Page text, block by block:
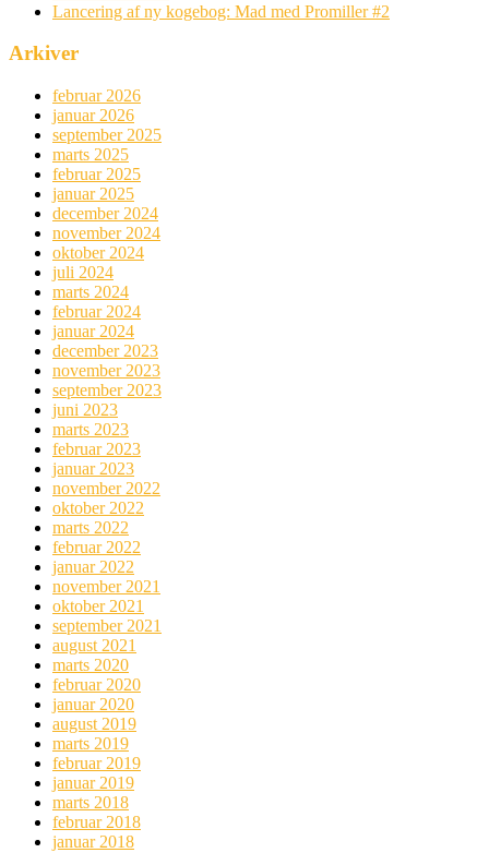
Lancering af ny kogebog: Mad med Promiller #2
Arkiver
februar 2026
januar 2026
september 2025
marts 2025
februar 2025
januar 2025
december 2024
november 2024
oktober 2024
juli 2024
marts 2024
februar 2024
januar 2024
december 2023
november 2023
september 2023
juni 2023
marts 2023
februar 2023
januar 2023
november 2022
oktober 2022
marts 2022
februar 2022
januar 2022
november 2021
oktober 2021
september 2021
august 2021
marts 2020
februar 2020
januar 2020
august 2019
marts 2019
februar 2019
januar 2019
marts 2018
februar 2018
januar 2018